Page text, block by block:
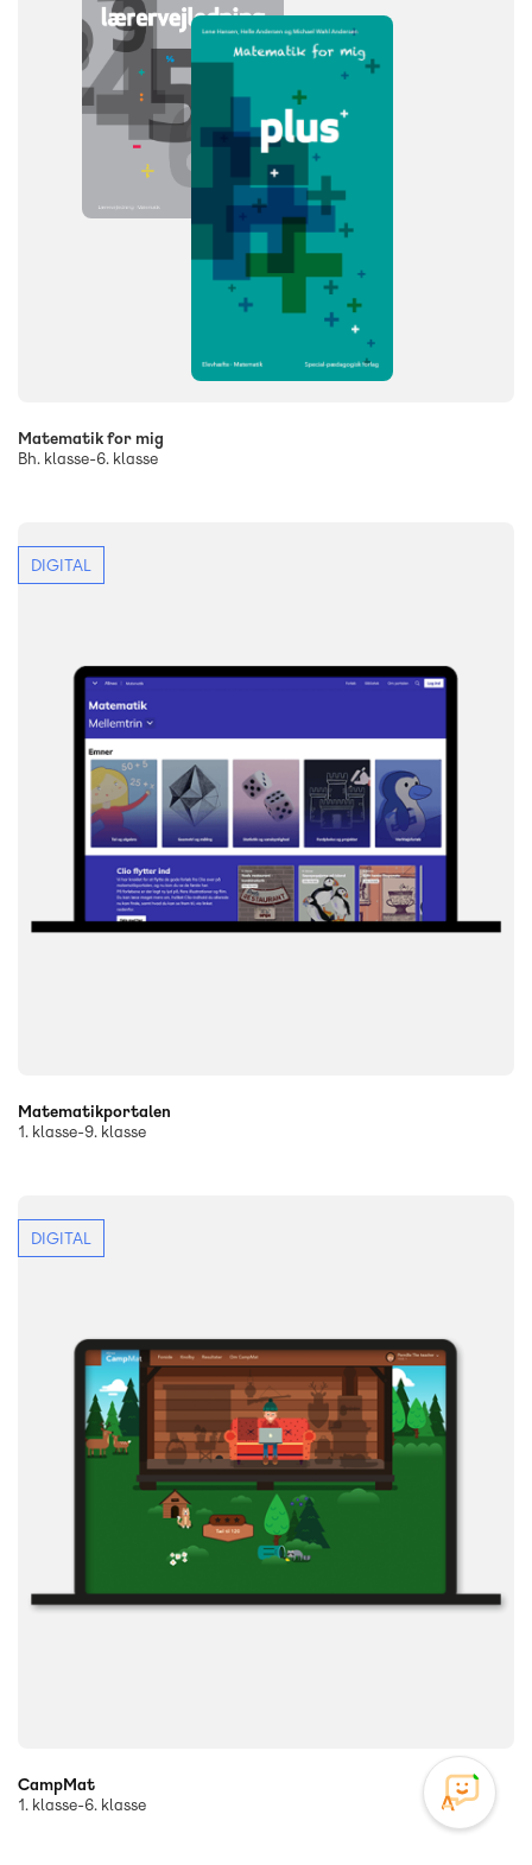
Matematik for mig
Bh. klasse-6. klasse
DIGITAL
Matematikportalen
1. klasse-9. klasse
DIGITAL
CampMat
1. klasse-6. klasse